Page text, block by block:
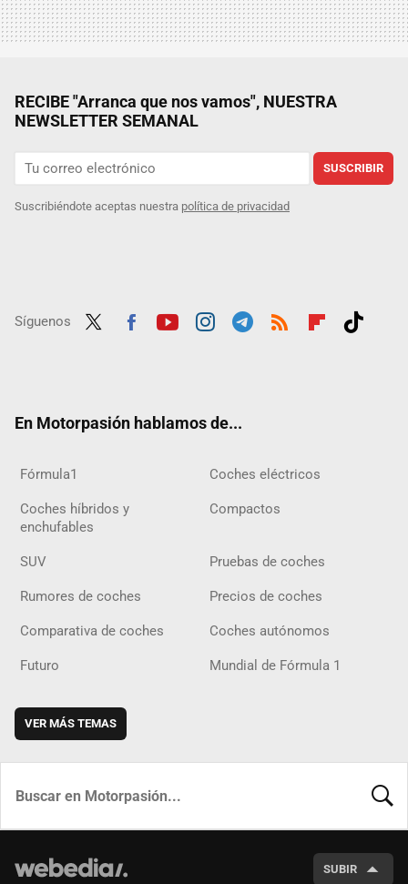
RECIBE "Arranca que nos vamos", NUESTRA
NEWSLETTER SEMANAL
SUSCRIBIR
Suscribiéndote aceptas nuestra política de privacidad
Síguenos
En Motorpasión hablamos de...
Fórmula1 Coches eléctricos
Coches híbridos y
enchufables
Compactos
SUV Pruebas de coches
Rumores de coches Precios de coches
Comparativa de coches Coches autónomos
Futuro Mundial de Fórmula 1
VER MÁS TEMAS
SUBIR